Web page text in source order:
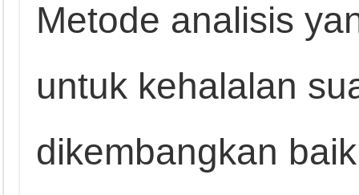
Metode analisis
untuk kehalalan
dikembangkan